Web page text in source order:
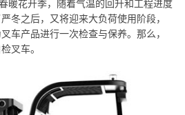
暖花开季，随着气温的回升和工程进度
冬之后，又将迎来大负荷使用阶段，
车产品进行一次检查与保养。那么，
叉车。